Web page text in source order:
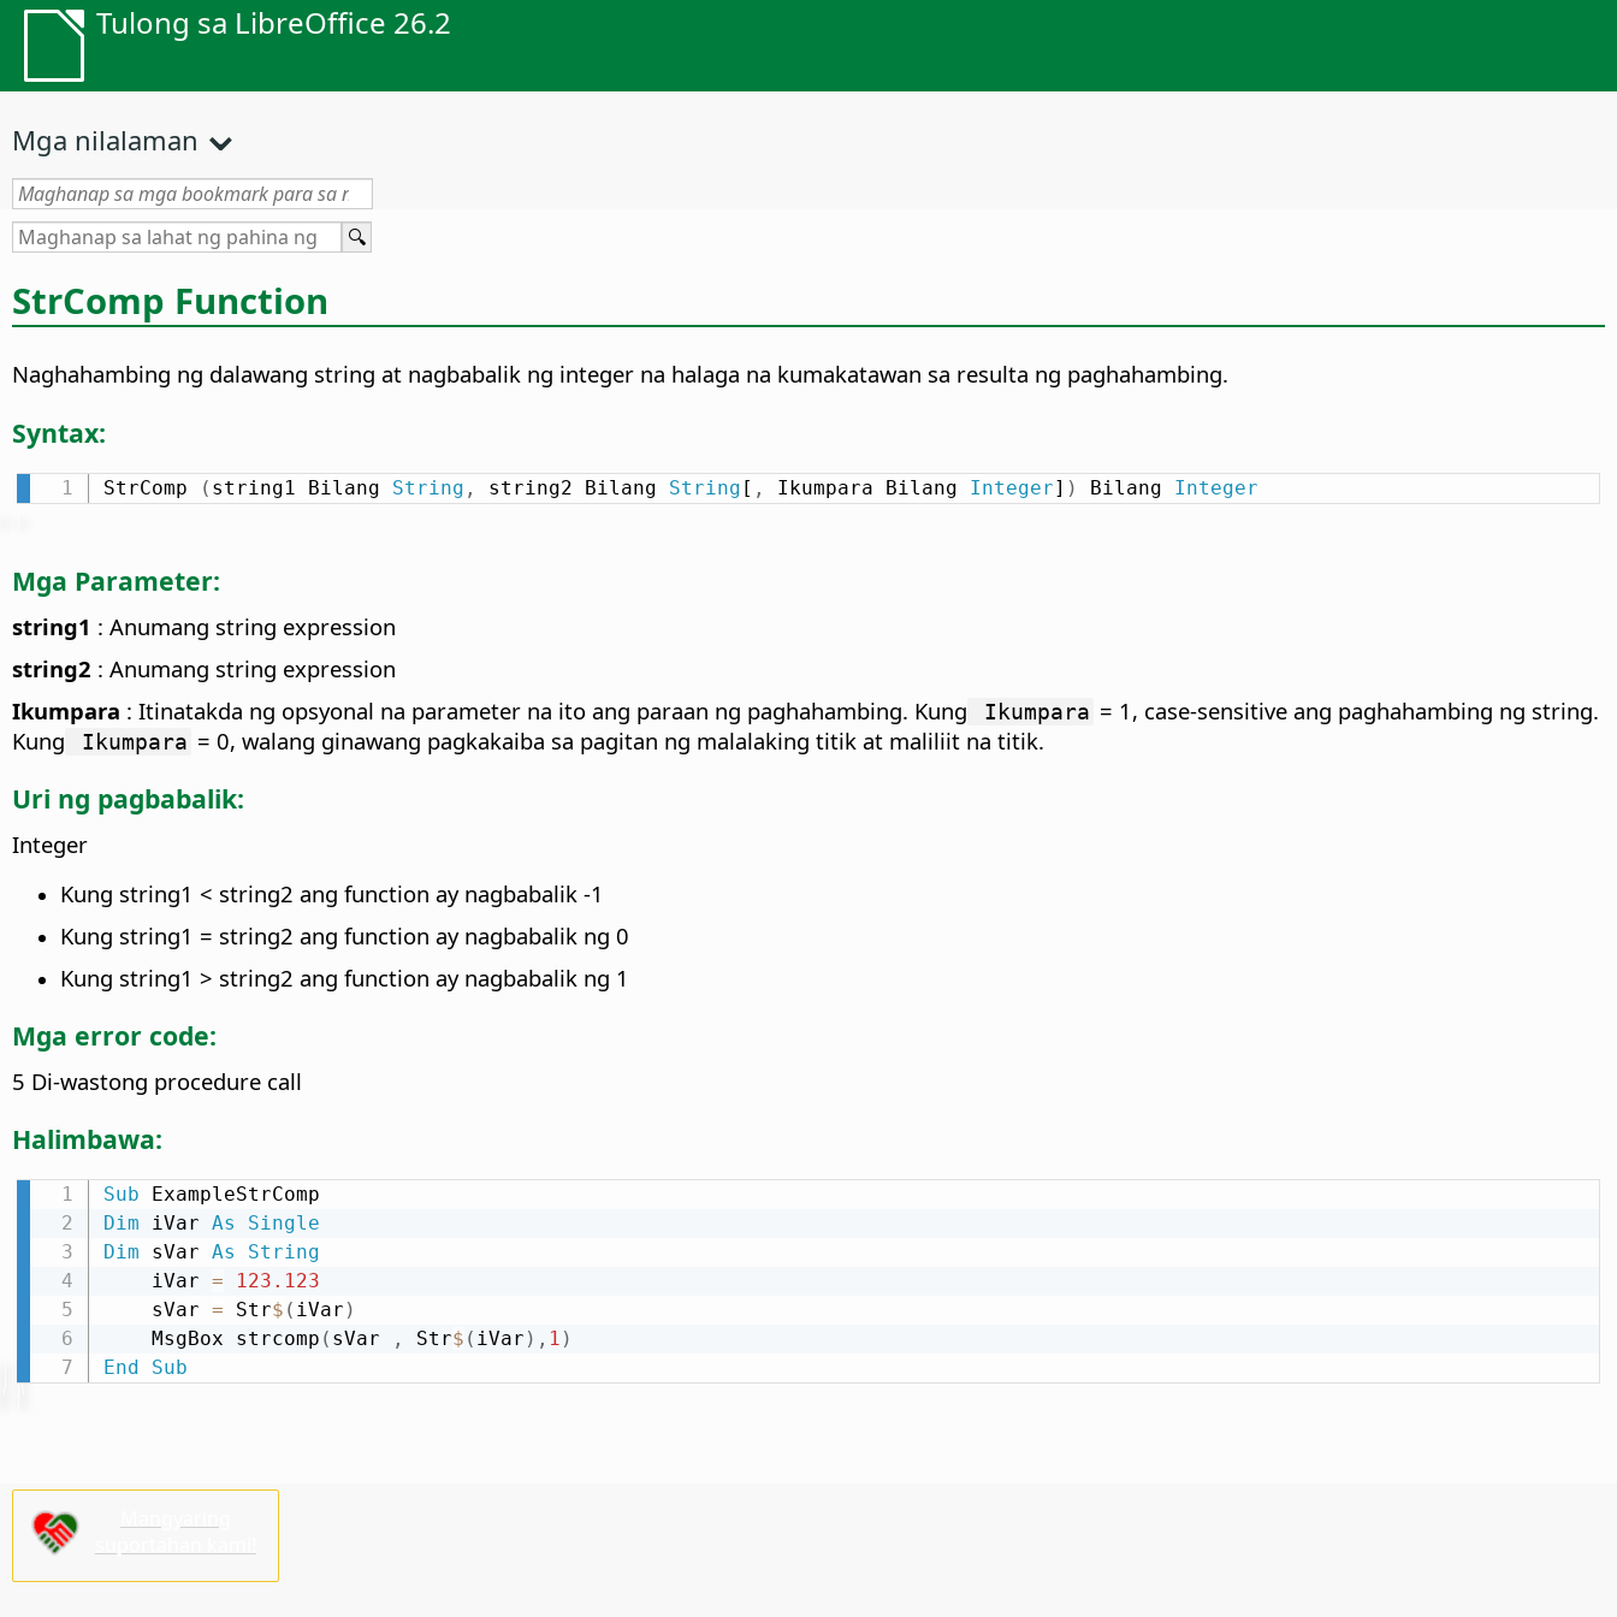
Tulong sa LibreOffice 26.2
Mga nilalaman
StrComp Function
Naghahambing ng dalawang string at nagbabalik ng integer na halaga na kumakatawan sa resulta ng paghahambing.
Syntax:
StrComp ( string1 Bilang String , string2 Bilang String [ , Ikumpara Bilang Integer] ) Bilang Integer
Mga Parameter:
string1 : Anumang string expression
string2 : Anumang string expression
Ikumpara : Itinatakda ng opsyonal na parameter na ito ang paraan ng paghahambing. Kung Ikumpara = 1, case-sensitive ang paghahambing ng string.
Kung
Ikumpara = 0, walang ginawang pagkakaiba sa pagitan ng malalaking titik at maliliit na titik.
Uri ng pagbabalik:
Integer
Kung string1 < string2 ang function ay nagbabalik -1
Kung string1 = string2 ang function ay nagbabalik ng 0
Kung string1 > string2 ang function ay nagbabalik ng 1
Mga error code:
5 Di-wastong procedure call
Halimbawa:
Sub
Dim iVar As
Single
Dim sVar As
String
    iVar
=
123.123
    sVar
= Str$ ( iVar )
    MsgBox strcomp
( sVar , Str$ ( iVar ) , 1 )
End
Sub